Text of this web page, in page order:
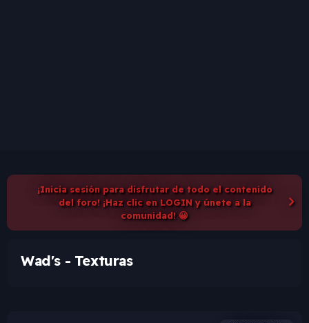
¡Inicia sesión para disfrutar de todo el contenido
del foro! ¡Haz clic en LOGIN y únete a la
comunidad! 😀
Wad's - Texturas